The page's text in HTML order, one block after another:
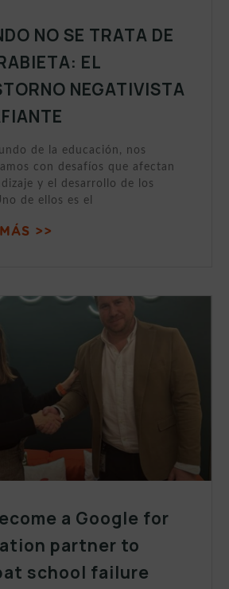
NO SE TRATA DE
EL
NEGATIVISTA
de la educación, nos
con desafíos que afectan
y el desarrollo de los
de ellos es el
>>
a Google for
partner to
school failure